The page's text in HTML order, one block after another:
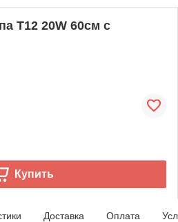
T12 20W 60см с
Купить
Доставка Оплата